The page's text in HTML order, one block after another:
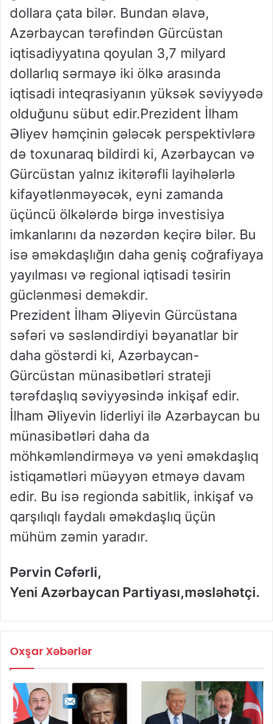
dollara çata bilər. Bundan əlavə,
Azərbaycan tərəfindən Gürcüstan
iqtisadiyyatına qoyulan 3,7 milyard
dollarlıq sərmayə iki ölkə arasında
iqtisadi inteqrasiyanın yüksək səviyyədə
olduğunu sübut edir.Prezident İlham
Əliyev həmçinin gələcək perspektivlərə
də toxunaraq bildirdi ki, Azərbaycan və
Gürcüstan yalnız ikitərəfli layihələrlə
kifayətlənməyəcək, eyni zamanda
üçüncü ölkələrdə birgə investisiya
imkanlarını da nəzərdən keçirə bilər. Bu
isə əməkdaşlığın daha geniş coğrafiyaya
yayılması və regional iqtisadi təsirin
güclənməsi deməkdir.
Prezident İlham Əliyevin Gürcüstana
səfəri və səsləndirdiyi bəyanatlar bir
daha göstərdi ki, Azərbaycan-
Gürcüstan münasibətləri strateji
tərəfdaşlıq səviyyəsində inkişaf edir.
İlham Əliyevin liderliyi ilə Azərbaycan bu
münasibətləri daha da
möhkəmləndirməyə və yeni əməkdaşlıq
istiqamətləri müəyyən etməyə davam
edir. Bu isə regionda sabitlik, inkişaf və
qarşılıqlı faydalı əməkdaşlıq üçün
mühüm zəmin yaradır.
Pərvin Cəfərli,
Yeni Azərbaycan Partiyası,məsləhətçi.
Oxşar Xəbərlər